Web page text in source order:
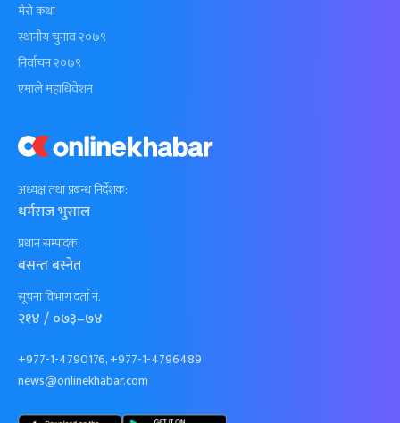
अध्यक्ष तथा प्रबन्ध निर्देशक:
धर्मराज भुसाल
प्रधान सम्पादक:
बसन्त बस्नेत
सूचना विभाग दर्ता नं.
२१४ / ०७३–७४
+977-1-4790176, +977-1-4796489
news@onlinekhabar.com
मेरो कथा
स्थानीय चुनाव २०७९
निर्वाचन २०७९
एमाले महाधिवेशन